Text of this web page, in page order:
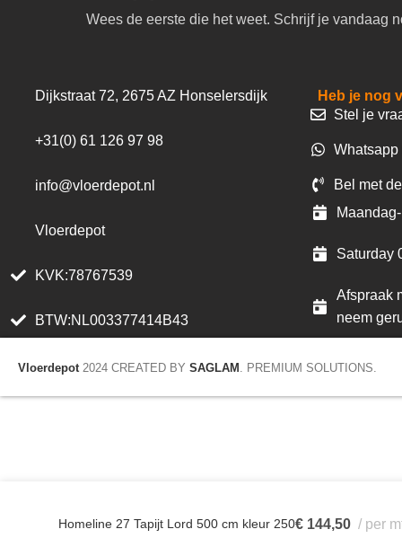
Wees de eerste die het weet. Schrijf je vandaag
Dijkstraat 72, 2675 AZ Honselersdijk
+31(0) 61 126 97 98
info@vloerdepot.nl
Vloerdepot
KVK:78767539
BTW:NL003377414B43
Heb je nog
Stel je
Bel met
Saturday
Afspraak
neem
Vloerdepot 2024 CREATED BY SAGLAM . PREMIUM SOLUTIONS.
Homeline 27 Tapijt Lord 500 cm kleur 250€ 144,50 per